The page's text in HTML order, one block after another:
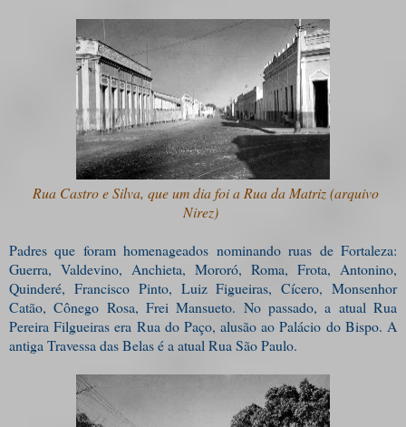
Rua Castro e Silva, que um dia foi a Rua da Matriz (arquivo
Nirez)
Padres que foram homenageados nominando ruas de Fortaleza:
Guerra, Valdevino, Anchieta, Mororó, Roma, Frota, Antonino,
Quinderé, Francisco Pinto, Luiz Figueiras, Cícero, Monsenhor
Catão, Cônego Rosa, Frei Mansueto. No passado, a atual Rua
Pereira Filgueiras era Rua do Paço, alusão ao Palácio do Bispo. A
antiga Travessa das Belas é a atual Rua São Paulo.